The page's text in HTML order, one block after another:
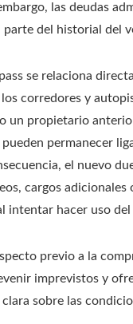
las deudas
del historial del
se relaciona
corredores y
un propietario
permanecer
el nuevo
cargos adicionales
intentar hacer uso del
previo a la
imprevistos y
sobre las